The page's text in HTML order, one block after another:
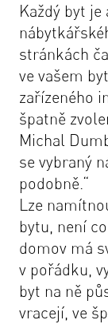
Každý byt
stránkách
ve vašem
zařízeného
špatně
Michal
se vybraný
podobně.“
Lze
bytu, není
domov má
v pořádku,
byt na ně
vracejí, ve